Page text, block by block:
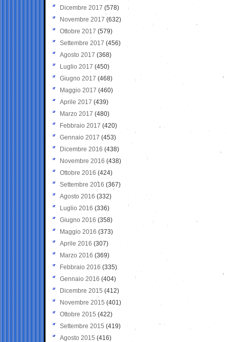
Dicembre 2017 (578)
Novembre 2017 (632)
Ottobre 2017 (579)
Settembre 2017 (456)
Agosto 2017 (368)
Luglio 2017 (450)
Giugno 2017 (468)
Maggio 2017 (460)
Aprile 2017 (439)
Marzo 2017 (480)
Febbraio 2017 (420)
Gennaio 2017 (453)
Dicembre 2016 (438)
Novembre 2016 (438)
Ottobre 2016 (424)
Settembre 2016 (367)
Agosto 2016 (332)
Luglio 2016 (336)
Giugno 2016 (358)
Maggio 2016 (373)
Aprile 2016 (307)
Marzo 2016 (369)
Febbraio 2016 (335)
Gennaio 2016 (404)
Dicembre 2015 (412)
Novembre 2015 (401)
Ottobre 2015 (422)
Settembre 2015 (419)
Agosto 2015 (416)